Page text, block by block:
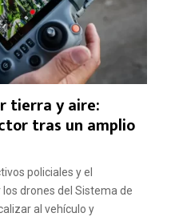
tierra y aire:
tras un amplio
policiales y el
drones del Sistema de
al vehículo y